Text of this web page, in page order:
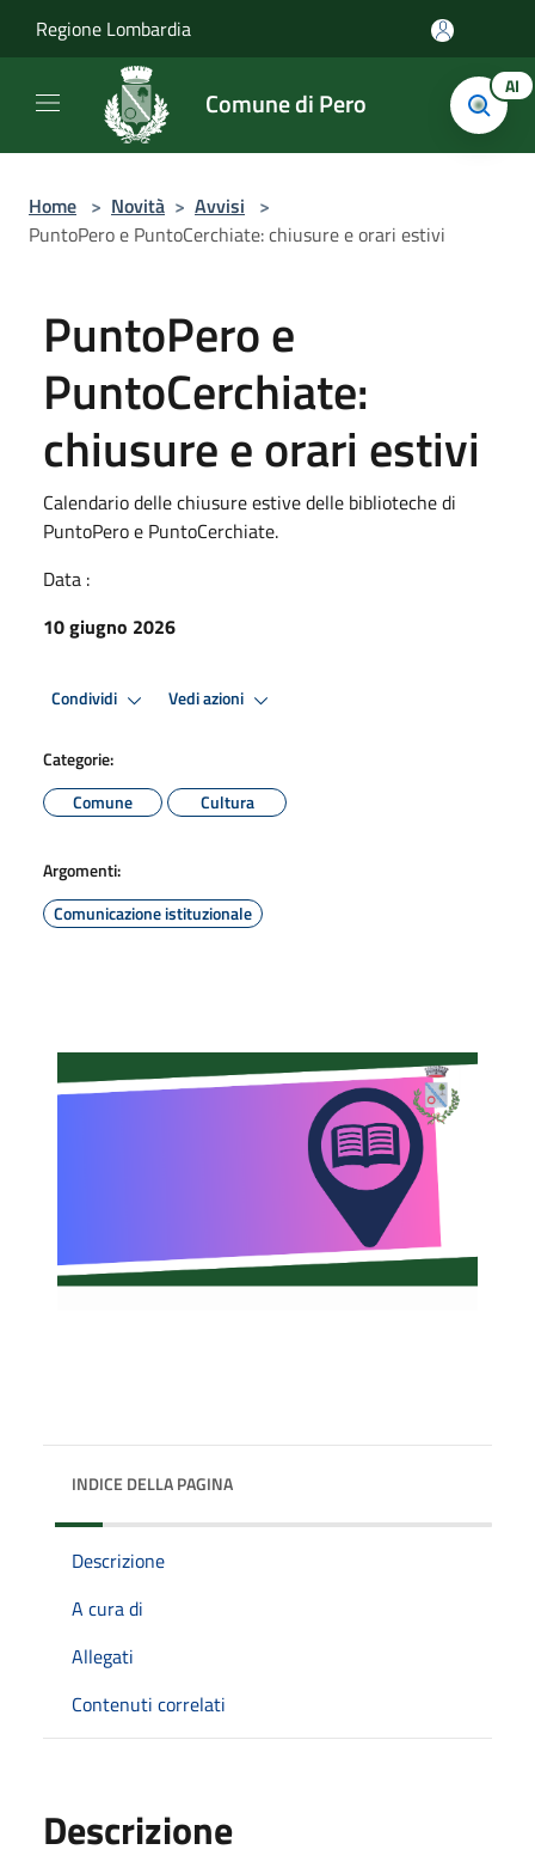
Regione Lombardia
Comune di Pero AI
Home > Novità > Avvisi >
PuntoPero e PuntoCerchiate: chiusure e orari estivi
PuntoPero e
PuntoCerchiate:
chiusure e orari estivi
Calendario delle chiusure estive delle biblioteche di
PuntoPero e PuntoCerchiate.
Data :
10 giugno 2026
Condividi Vedi azioni
Categorie:
Comune
Cultura
Argomenti:
Comunicazione istituzionale
INDICE DELLA PAGINA
Descrizione
A cura di
Allegati
Contenuti correlati
Descrizione